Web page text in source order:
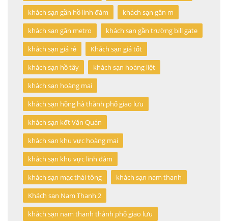
khách sạn gần hồ linh đàm
khách sạn gân m
khách sạn gân metro
khách sạn gần trường bill gate
khách sạn giá rẻ
Khách sạn giá tốt
khách sạn hồ tây
khách sạn hoàng liệt
khách sạn hoàng mai
khách sạn hồng hà thành phố giao lưu
khách sạn kđt Văn Quán
khách sạn khu vực hoàng mai
khách sạn khu vực linh đàm
khách sạn mạc thái tông
khách sạn nam thanh
Khách sạn Nam Thanh 2
khách sạn nam thanh thành phố giao lưu